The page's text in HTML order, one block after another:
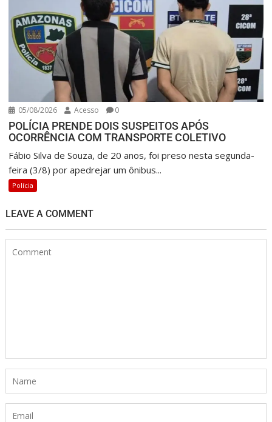
05/08/2026 Acesso 0
POLÍCIA PRENDE DOIS SUSPEITOS APÓS
OCORRÊNCIA COM TRANSPORTE COLETIVO
Fábio Silva de Souza, de 20 anos, foi preso nesta segunda-
feira (3/8) por apedrejar um ônibus...
Polícia
LEAVE A COMMENT